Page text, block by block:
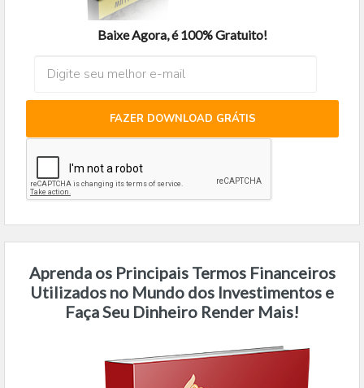
Baixe Agora, é 100% Gratuito!
FAZER DOWNLOAD GRÁTIS
Aprenda os Principais Termos Financeiros
Utilizados no Mundo dos Investimentos e
Faça Seu Dinheiro Render Mais!